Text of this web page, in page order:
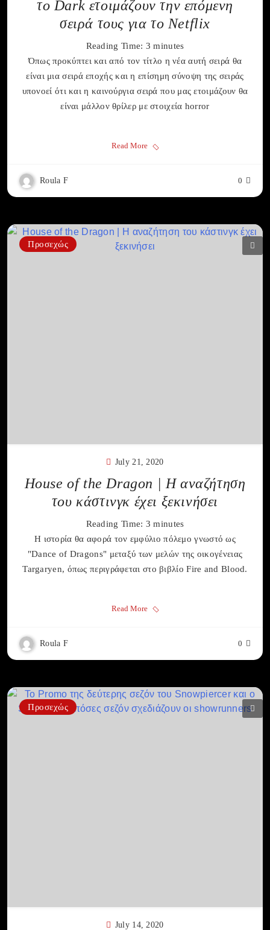
το Dark ετοιμάζουν την επόμενη
σειρά τους για το Netflix
Reading Time: 3 minutes
Όπως προκύπτει και από τον τίτλο η νέα αυτή σειρά θα
είναι μια σειρά εποχής και η επίσημη σύνοψη της σειράς
υπονοεί ότι και η καινούργια σειρά που μας ετοιμάζουν θα
είναι μάλλον θρίλερ με στοιχεία horror
Read More
Roula F 0
Προσεχώς
July 21, 2020
House of the Dragon | Η αναζήτηση
του κάστινγκ έχει ξεκινήσει
Reading Time: 3 minutes
H ιστορία θα αφορά τον εμφύλιο πόλεμο γνωστό ως
"Dance of Dragons" μεταξύ των μελών της οικογένειας
Targaryen, όπως περιγράφεται στο βιβλίο Fire and Blood.
Read More
Roula F 0
Προσεχώς
July 14, 2020